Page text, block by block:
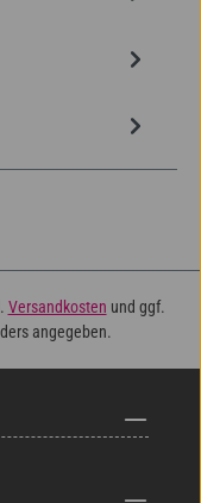
Versandkosten und ggf.
angegeben.